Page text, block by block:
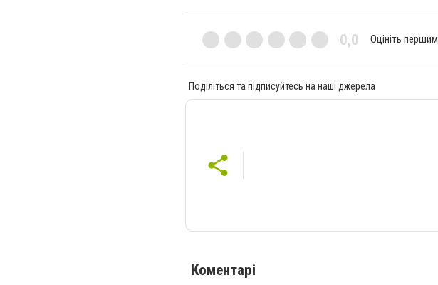
0,0 Оцініть першим
Поділіться та підписуйтесь на наші джерела
Коментарі